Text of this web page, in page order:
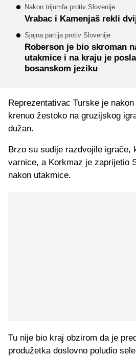
Nakon trijumfa protiv Slovenije
Vrabac i Kamenjaš rekli
Sjajna partija protiv Slovenije
Roberson je bio skroman
utakmice i na kraju je
bosanskom jeziku
Reprezentativac Turske je
krenuo žestoko na gruzijskog
dužan.
Brzo su sudije razdvojile igrače,
varnice, a Korkmaz je zaprijetio
nakon utakmice.
Tu nije bio kraj obzirom da je
produžetka doslovno poludio